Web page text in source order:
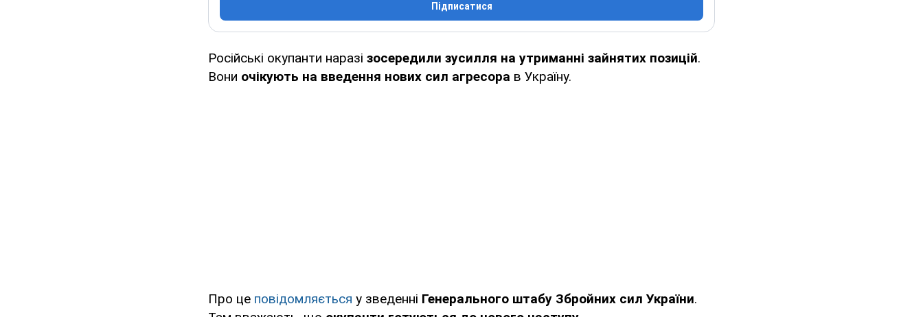
Підписатися
Російські окупанти наразі зосередили зусилля на утриманні зайнятих позицій.
Вони очікують на введення нових сил агресора в Україну.
Про це повідомляється у зведенні Генерального штабу Збройних сил України.